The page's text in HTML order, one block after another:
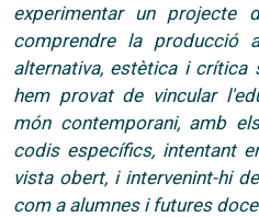
experimentar un projecte
comprendre la producció
alternativa, estètica i crítica
hem provat de vincular
món contemporani, amb
codis específics, intentant
vista obert, i intervenint-hi
com a alumnes i futures